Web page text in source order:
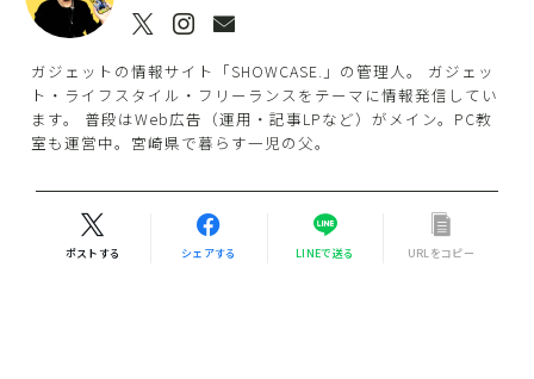
ガジェットの情報サイト「SHOWCASE.」の管理人。 ガジェッ
ト・ライフスタイル・フリーランスをテーマに情報発信してい
ます。 普段はWeb広告（運用・記事LPなど）がメイン。PC教
室も運営中。宮崎県で暮らす一児の父。
ポストする シェアする LINEで送る URLをコピー